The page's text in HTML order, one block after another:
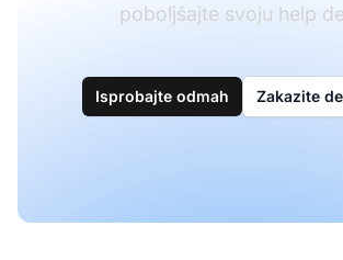
poboljšajte svoju help
Isprobajte odmah Zakazite